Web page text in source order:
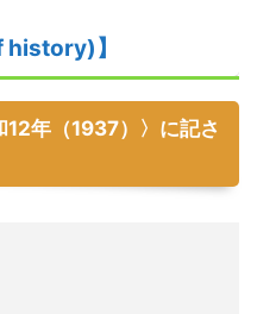
】
12年（1937） 〉に記さ